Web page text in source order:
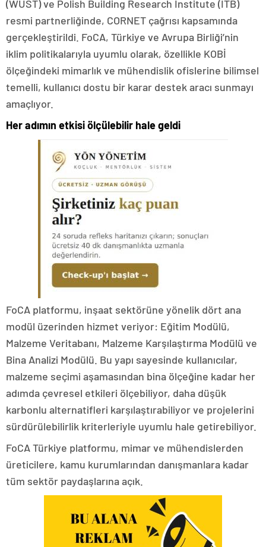
(WUST) ve Polish Building Research Institute (ITB)
resmi partnerliğinde, CORNET çağrısı kapsamında
gerçekleştirildi. FoCA, Türkiye ve Avrupa Birliği’nin
iklim politikalarıyla uyumlu olarak, özellikle KOBİ
ölçeğindeki mimarlık ve mühendislik ofislerine bilimsel
temelli, kullanıcı dostu bir karar destek aracı sunmayı
amaçlıyor.
Her adımın etkisi ölçülebilir hale geldi
FoCA platformu, inşaat sektörüne yönelik dört ana
modül üzerinden hizmet veriyor: Eğitim Modülü,
Malzeme Veritabanı, Malzeme Karşılaştırma Modülü ve
Bina Analizi Modülü. Bu yapı sayesinde kullanıcılar,
malzeme seçimi aşamasından bina ölçeğine kadar her
adımda çevresel etkileri ölçebiliyor, daha düşük
karbonlu alternatifleri karşılaştırabiliyor ve projelerini
sürdürülebilirlik kriterleriyle uyumlu hale getirebiliyor.
FoCA Türkiye platformu, mimar ve mühendislerden
üreticilere, kamu kurumlarından danışmanlara kadar
tüm sektör paydaşlarına açık.